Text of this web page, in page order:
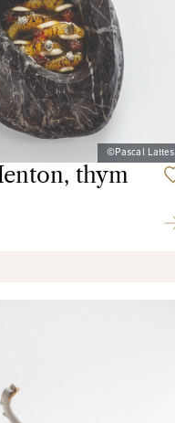
©Pascal Lattes
thym